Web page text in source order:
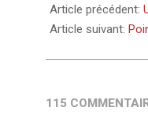
Article précédent:
Article suivant:
115